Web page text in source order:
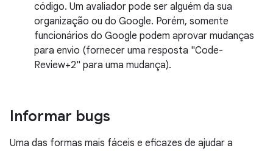
código. Um avaliador pode ser alguém da sua
organização ou do Google. Porém, somente
funcionários do Google podem aprovar mudanças
para envio (fornecer uma resposta "Code-
Review+2" para uma mudança).
Informar bugs
Uma das formas mais fáceis e eficazes de ajudar a